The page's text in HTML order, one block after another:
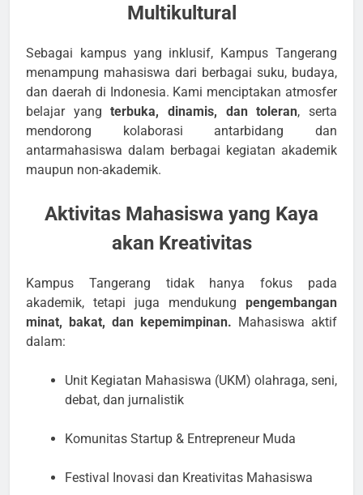
Multikultural
Sebagai kampus yang inklusif, Kampus Tangerang
menampung mahasiswa dari berbagai suku, budaya,
dan daerah di Indonesia. Kami menciptakan atmosfer
belajar yangterbuka, dinamis, dan toleran, serta
mendorong kolaborasi antarbidang dan
antarmahasiswa dalam berbagai kegiatan akademik
maupun non-akademik.
Aktivitas Mahasiswa yang Kaya
akan Kreativitas
Kampus Tangerang tidak hanya fokus pada
akademik, tetapi juga mendukung pengembangan
minat, bakat, dan kepemimpinan. Mahasiswa aktif
dalam:
Unit Kegiatan Mahasiswa (UKM) olahraga, seni,
debat, dan jurnalistik
Komunitas Startup & Entrepreneur Muda
Festival Inovasi dan Kreativitas Mahasiswa